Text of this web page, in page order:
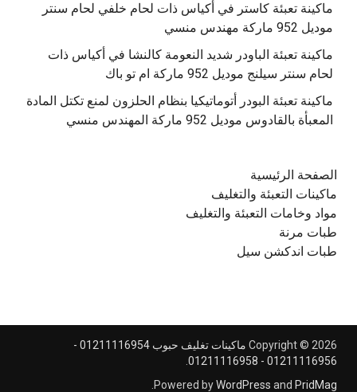
‫ماكينة تعبئة كاستر في أكياس ذات لحام خلفي لحام سنتر
موديل 952 ماركة مهندس منسي
‫ماكينة تعبئة الباودر شديد النعومة كالنشا في أكياس ذات
‫ماكينة تعبئة البودر أتوماتيكيا بنظام الحلزون لمنع تكتل المادة
الصفحة الرئيسية
ماكينات التعبئة والتغليف
مواد وخامات التعبئة والتغليف
طبات مرنة
طبات اندكشن سيل
Copyright © 2026
ماكينات تغليف حبوب 01211116954 -
01211116956 - 01211116958
.
Powered byWordPress and PridMag
.